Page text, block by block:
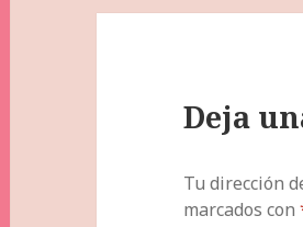
Deja
Tu dirección
marcados con